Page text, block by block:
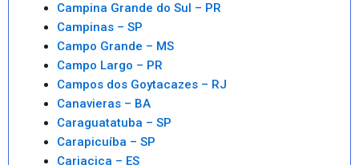
Campina Grande do Sul – PR
Campinas – SP
Campo Grande – MS
Campo Largo – PR
Campos dos Goytacazes – RJ
Canavieras – BA
Caraguatatuba – SP
Carapicuíba – SP
Cariacica – ES